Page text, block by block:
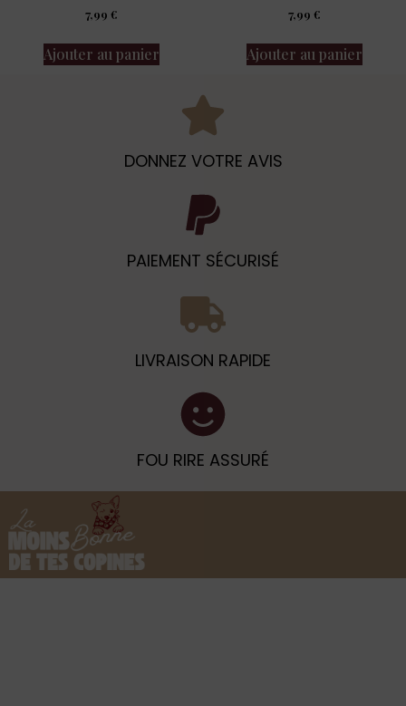
7,99 €
Ajouter au panier
7,99 €
Ajouter au panier
DONNEZ VOTRE AVIS
PAIEMENT SÉCURISÉ
LIVRAISON RAPIDE
FOU RIRE ASSURÉ